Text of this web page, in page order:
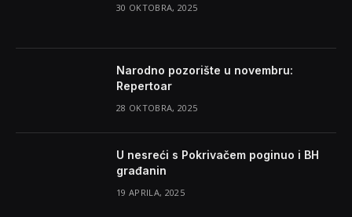
30 OKTOBRA, 2025
Narodno pozorište u novembru:
Repertoar
28 OKTOBRA, 2025
U nesreći s Pokrivačem poginuo i BH
građanin
19 APRILA, 2025